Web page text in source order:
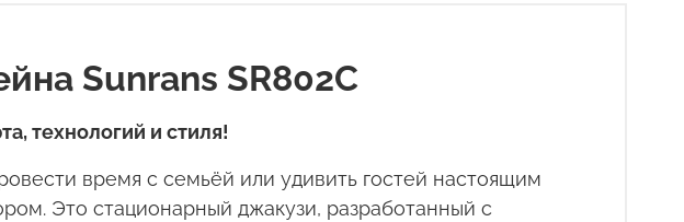
Sunrans SR802C
технологий и стиля!
время с семьёй или удивить гостей настоящим
Это стационарный джакузи, разработанный с